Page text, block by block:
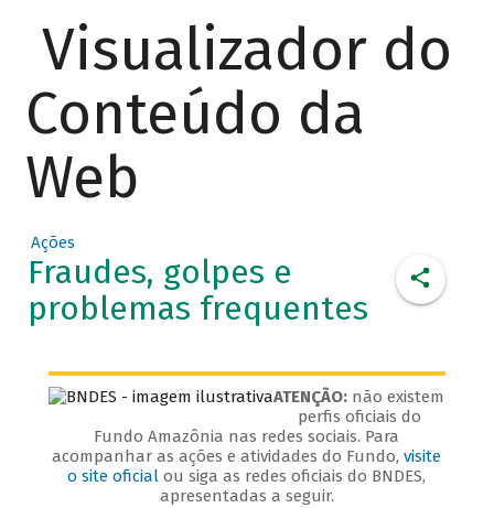
Visualizador do
Conteúdo da
Web
Ações
Fraudes, golpes e
problemas frequentes
ATENÇÃO: não existem
perfis oficiais do
Fundo Amazônia nas redes sociais. Para
acompanhar as ações e atividades do Fundo,visite
o site oficial ou siga as redes oficiais do BNDES,
apresentadas a seguir.